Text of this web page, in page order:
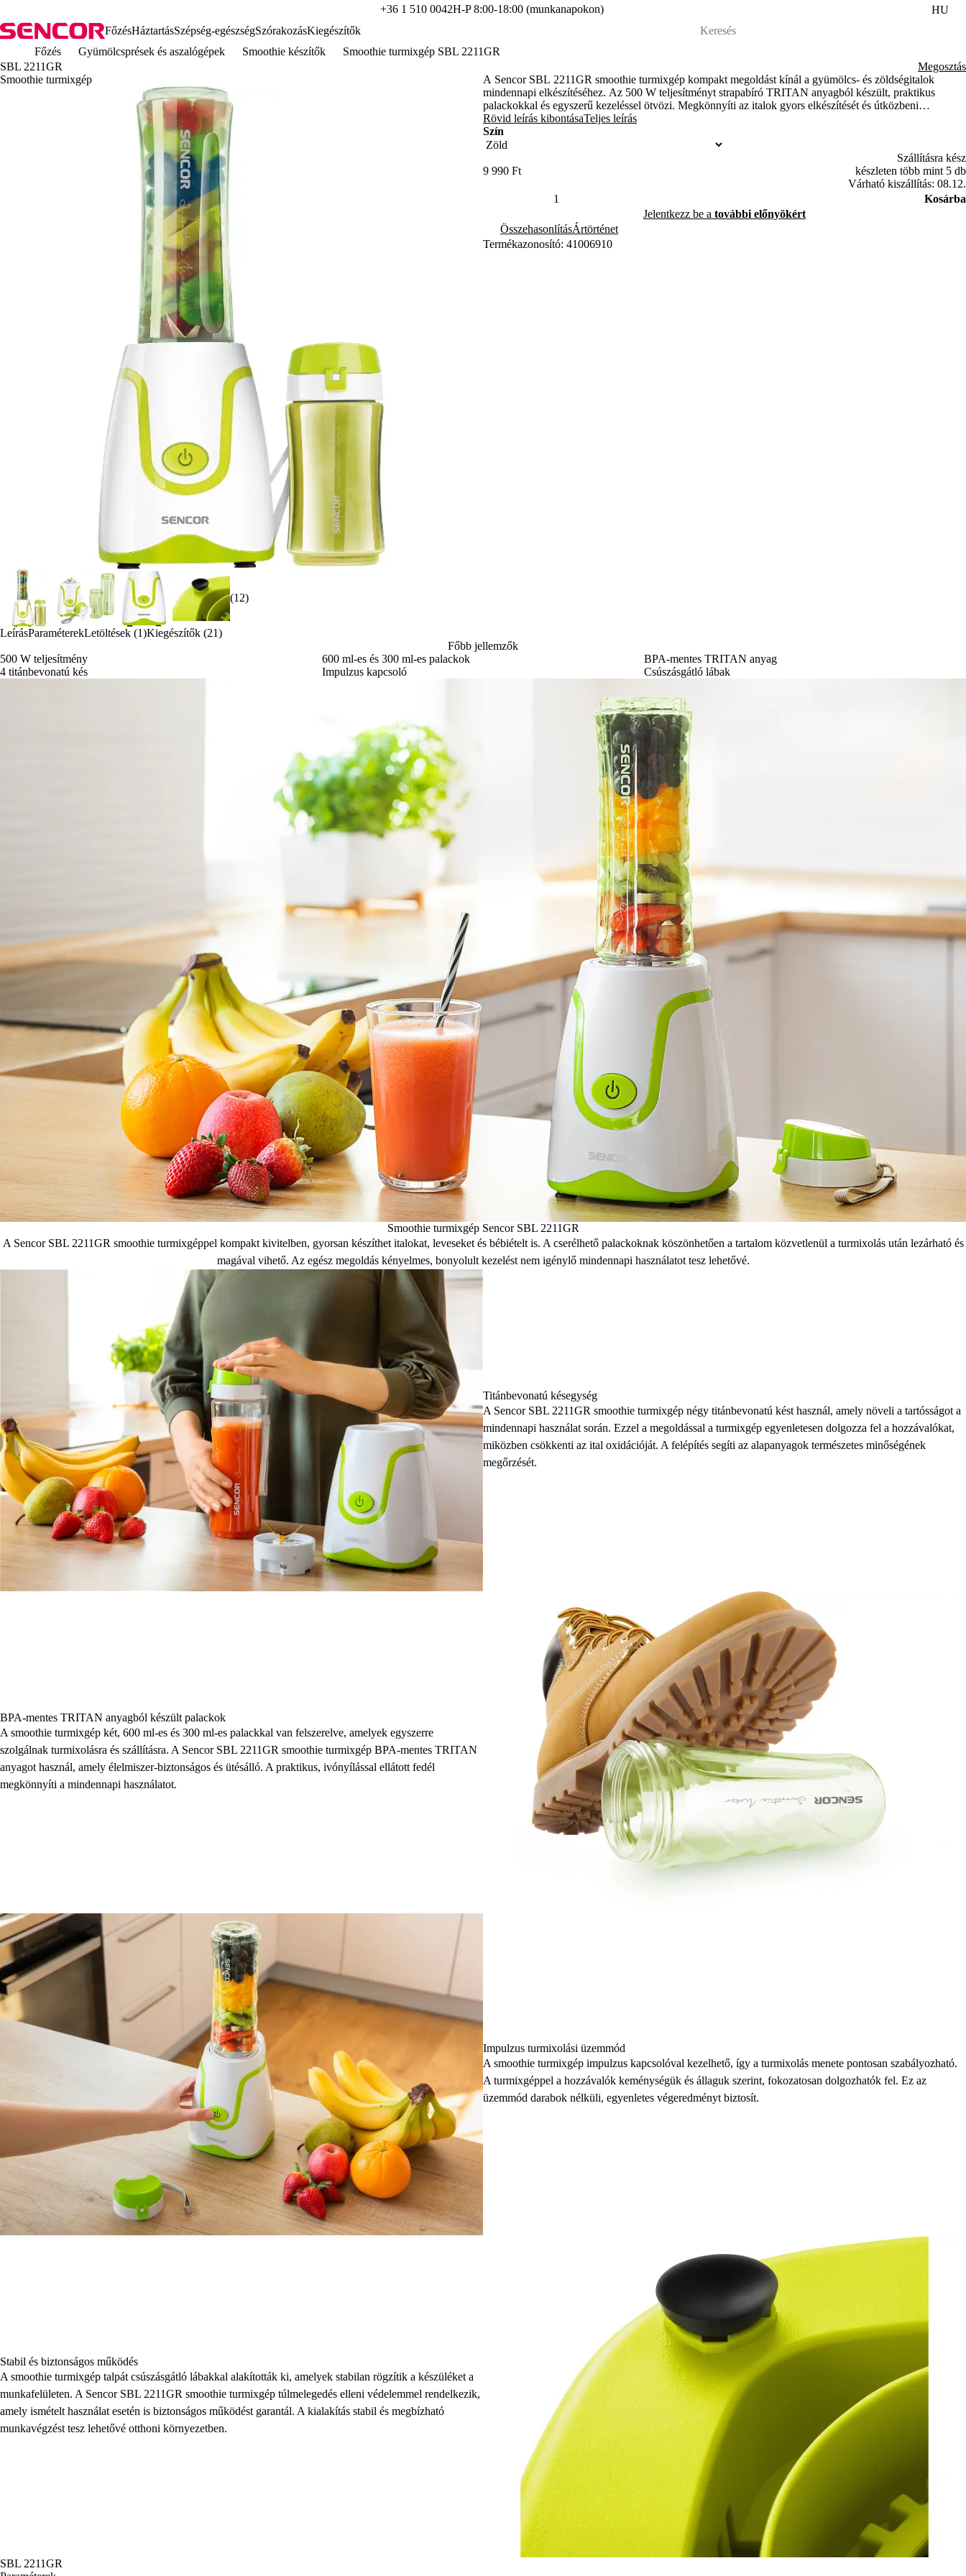
+36 1 510 0042H-P 8:00-18:00 (munkanapokon)
HU
FőzésHáztartásSzépség-egészségSzórakozásKiegészítők
Főzés
Gyümölcsprések és aszalógépek Smoothie készítők
Smoothie turmixgép SBL 2211GR
SBL 2211GR
Smoothie turmixgép
(12)
Megosztás
A Sencor SBL 2211GR smoothie turmixgép kompakt megoldást kínál a gyümölcs- és zöldségitalok
mindennapi elkészítéséhez. Az 500 W teljesítményt strapabíró TRITAN anyagból készült, praktikus
palackokkal és egyszerű kezeléssel ötvözi. Megkönnyíti az italok gyors elkészítését és útközbeni
fogyasztását.
Rövid leírás kibontásaTeljes leírás
Szín
9 990 Ft
Szállításra kész
készleten több mint 5 db
Várható kiszállítás: 08.12.
Kosárba
Jelentkezz be a további előnyökért
ÖsszehasonlításÁrtörténet
Termékazonosító: 41006910
LeírásParaméterekLetöltések (1)Kiegészítők (21)
Főbb jellemzők
500 W teljesítmény
600 ml-es és 300 ml-es palackok
BPA-mentes TRITAN anyag
4 titánbevonatú kés
Impulzus kapcsoló Csúszásgátló lábak
Smoothie turmixgép Sencor SBL 2211GR
A Sencor SBL 2211GR smoothie turmixgéppel kompakt kivitelben, gyorsan készíthet italokat, leveseket és bébiételt is. A cserélhető palackoknak köszönhetően a tartalom közvetlenül a turmixolás után lezárható és
magával vihető. Az egész megoldás kényelmes, bonyolult kezelést nem igénylő mindennapi használatot tesz lehetővé.
Titánbevonatú késegység
A Sencor SBL 2211GR smoothie turmixgép négy titánbevonatú kést használ, amely növeli a tartósságot a
mindennapi használat során. Ezzel a megoldással a turmixgép egyenletesen dolgozza fel a hozzávalókat,
miközben csökkenti az ital oxidációját. A felépítés segíti az alapanyagok természetes minőségének
megőrzését.
BPA-mentes TRITAN anyagból készült palackok
A smoothie turmixgép két, 600 ml-es és 300 ml-es palackkal van felszerelve, amelyek egyszerre
szolgálnak turmixolásra és szállításra. A Sencor SBL 2211GR smoothie turmixgép BPA-mentes TRITAN
anyagot használ, amely élelmiszer-biztonságos és ütésálló. A praktikus, ivónyílással ellátott fedél
megkönnyíti a mindennapi használatot.
Impulzus turmixolási üzemmód
A smoothie turmixgép impulzus kapcsolóval kezelhető, így a turmixolás menete pontosan szabályozható.
A turmixgéppel a hozzávalók keménységük és állaguk szerint, fokozatosan dolgozhatók fel. Ez az
üzemmód darabok nélküli, egyenletes végeredményt biztosít.
Stabil és biztonságos működés
A smoothie turmixgép talpát csúszásgátló lábakkal alakították ki, amelyek stabilan rögzítik a készüléket a
munkafelületen. A Sencor SBL 2211GR smoothie turmixgép túlmelegedés elleni védelemmel rendelkezik,
amely ismételt használat esetén is biztonságos működést garantál. A kialakítás stabil és megbízható
munkavégzést tesz lehetővé otthoni környezetben.
SBL 2211GR